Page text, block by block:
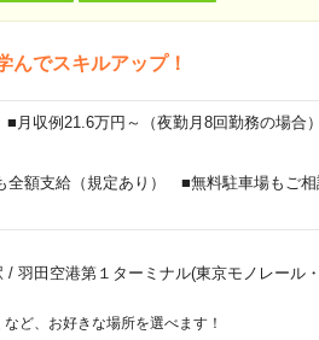
んでスキルアップ！
収例21.6万円～（夜勤月8回勤務の場合）
額支給（規定あり） ■無料駐車場もご相
/ 羽田空港第１ターミナル(東京モノレール
ど、お好きな場所を選べます！